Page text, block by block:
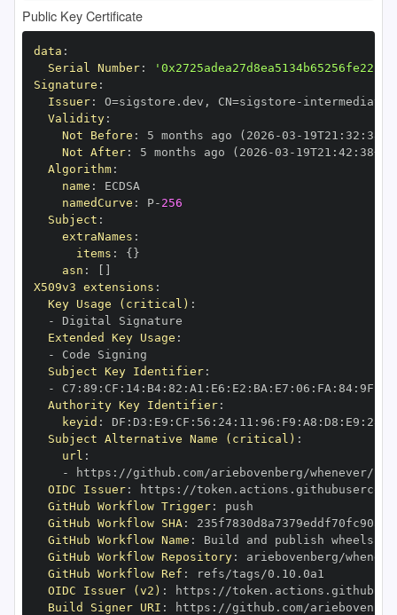
Public Key Certificate
data :
Serial Number:
Signature :
Issuer: O=sigstore.dev , CN=sigstore -
Validity:
Not Before : 5 months ago (2026 -03 - 19T21 : 32 :
Not After: 5 months ago (2026 -03 - 19T21 : 42 : 38+00
Algorithm:
name :
namedCurve : P- 256
Subject :
extraNames :
items : { }
asn :
X509v3 extensions :
Key Usage (critical) :
-
Extended Key Usage :
-
Subject Key Identifier:
-
C7 : 89 : CF : 14: B4: 82 : A1 : E6 : E2 : BA : E7 : 06 : FA : 84: 9F
Authority Key Identifier:
keyid : DF : D3 : E9 : CF : 56 : 24: 11 : 96 : F9 : A8 : D8 : E9 : 28
Subject Alternative Name (critical) :
url :
-
https :
OIDC Issuer: https :
GitHub Workflow Trigger:
GitHub Workflow SHA:
GitHub Workflow Name :
GitHub Workflow Repository:
GitHub Workflow Ref :
OIDC Issuer (v2) : https :
Build Signer URI : https :